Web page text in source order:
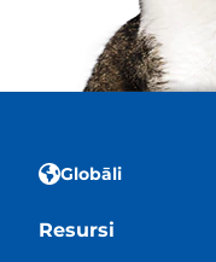
Globāli
Resursi